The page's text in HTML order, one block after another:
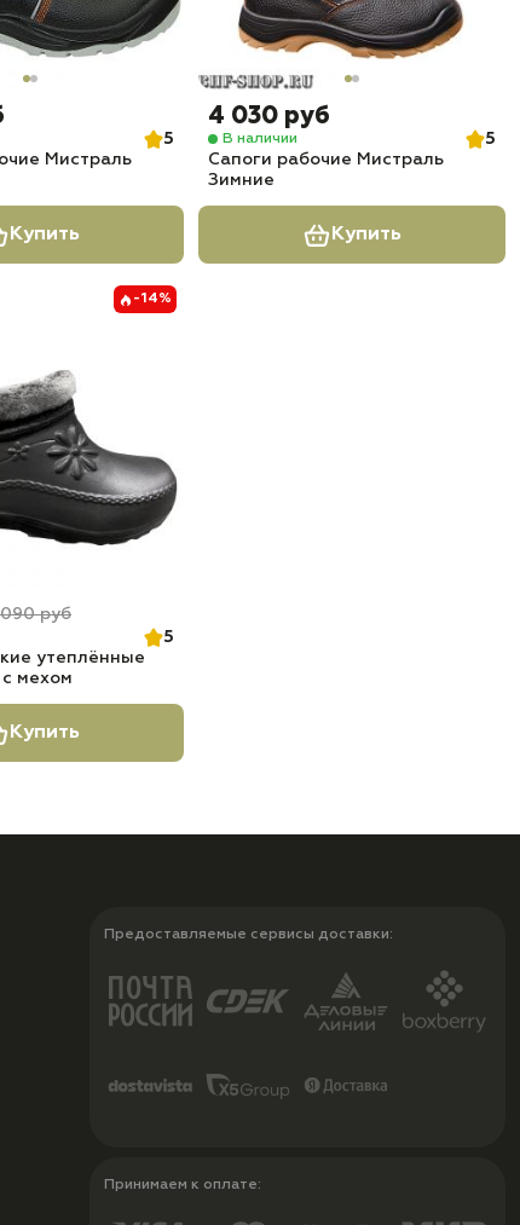
5
Мистраль
Купить
4 030 руб
В наличии
5
Сапоги рабочие Мистраль
Зимние
Купить
-14%
090 руб
5
утеплённые
мехом
Купить
Предоставляемые сервисы доставки:
Принимаем к оплате: